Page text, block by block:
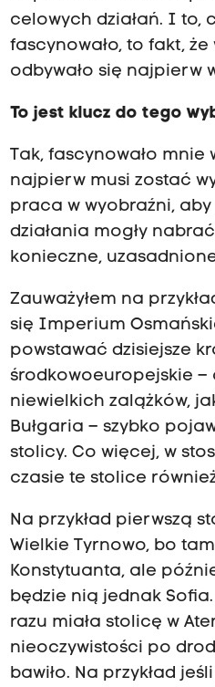
celowych działań. I to,
fascynowało, to fakt, że
odbywało się najpierw
To jest klucz do tego
Tak, fascynowało mnie
najpierw musi zostać
praca w wyobraźni,
działania mogły
konieczne,
Zauważyłem na
się Imperium
powstawać dzisiejsze
środkowoeuropejskie –
niewielkich zalążków,
Bułgaria – szybko
stolicy. Co więcej, w
czasie te stolice
Na przykład pierwszą
Wielkie Tyrnowo, bo
Konstytuanta, ale
będzie nią jednak
razu miała stolicę w
nieoczywistości po
bawiło. Na przykład